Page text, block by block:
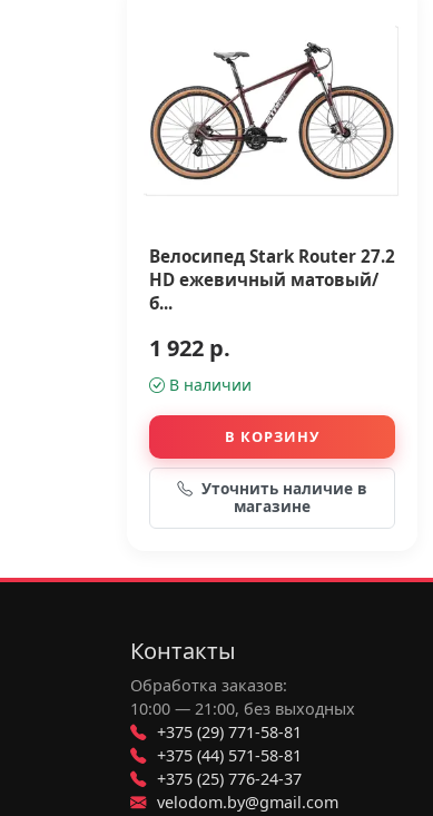
Велосипед Stark Router 27.2
HD ежевичный матовый/
б...
1 922 р.
В наличии
В КОРЗИНУ
Уточнить наличие в
магазине
Контакты
Обработка заказов:
10:00 — 21:00, без выходных
+375 (29) 771-58-81
+375 (44) 571-58-81
+375 (25) 776-24-37
velodom.by@gmail.com